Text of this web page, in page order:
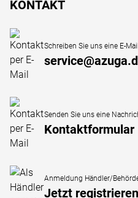
KONTAKT
Schreiben Sie uns eine E-Mail
Senden Sie uns eine
Kontaktformular
Anmeldung Händler/
Jetzt